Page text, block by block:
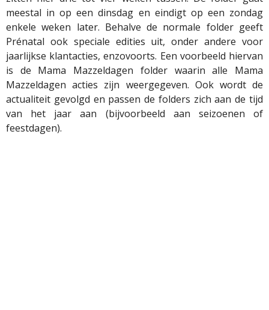
meestal in op een dinsdag en eindigt op een zondag
enkele weken later. Behalve de normale folder geeft
Prénatal ook speciale edities uit, onder andere voor
jaarlijkse klantacties, enzovoorts. Een voorbeeld hiervan
is de Mama Mazzeldagen folder waarin alle Mama
Mazzeldagen acties zijn weergegeven. Ook wordt de
actualiteit gevolgd en passen de folders zich aan de tijd
van het jaar aan (bijvoorbeeld aan seizoenen of
feestdagen).